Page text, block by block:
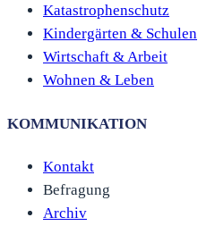
Katastrophenschutz
Kindergärten & Schulen
Wirtschaft & Arbeit
Wohnen & Leben
KOMMUNIKATION
Kontakt
Befragung
Archiv